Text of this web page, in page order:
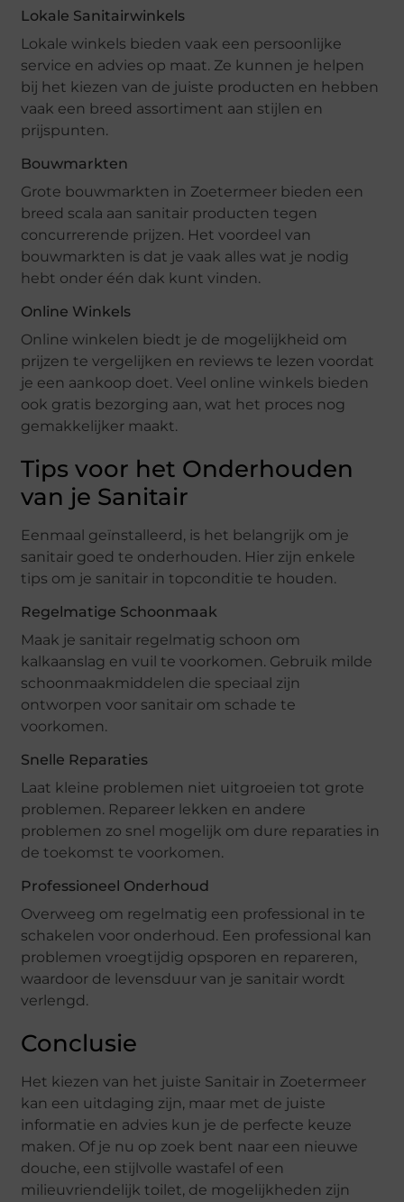
Lokale Sanitairwinkels
Lokale winkels bieden vaak een persoonlijke
service en advies op maat. Ze kunnen je helpen
bij het kiezen van de juiste producten en hebben
vaak een breed assortiment aan stijlen en
prijspunten.
Bouwmarkten
Grote bouwmarkten in Zoetermeer bieden een
breed scala aan sanitair producten tegen
concurrerende prijzen. Het voordeel van
bouwmarkten is dat je vaak alles wat je nodig
hebt onder één dak kunt vinden.
Online Winkels
Online winkelen biedt je de mogelijkheid om
prijzen te vergelijken en reviews te lezen voordat
je een aankoop doet. Veel online winkels bieden
ook gratis bezorging aan, wat het proces nog
gemakkelijker maakt.
Tips voor het Onderhouden
van je Sanitair
Eenmaal geïnstalleerd, is het belangrijk om je
sanitair goed te onderhouden. Hier zijn enkele
tips om je sanitair in topconditie te houden.
Regelmatige Schoonmaak
Maak je sanitair regelmatig schoon om
kalkaanslag en vuil te voorkomen. Gebruik milde
schoonmaakmiddelen die speciaal zijn
ontworpen voor sanitair om schade te
voorkomen.
Snelle Reparaties
Laat kleine problemen niet uitgroeien tot grote
problemen. Repareer lekken en andere
problemen zo snel mogelijk om dure reparaties in
de toekomst te voorkomen.
Professioneel Onderhoud
Overweeg om regelmatig een professional in te
schakelen voor onderhoud. Een professional kan
problemen vroegtijdig opsporen en repareren,
waardoor de levensduur van je sanitair wordt
verlengd.
Conclusie
Het kiezen van het juiste Sanitair in Zoetermeer
kan een uitdaging zijn, maar met de juiste
informatie en advies kun je de perfecte keuze
maken. Of je nu op zoek bent naar een nieuwe
douche, een stijlvolle wastafel of een
milieuvriendelijk toilet, de mogelijkheden zijn